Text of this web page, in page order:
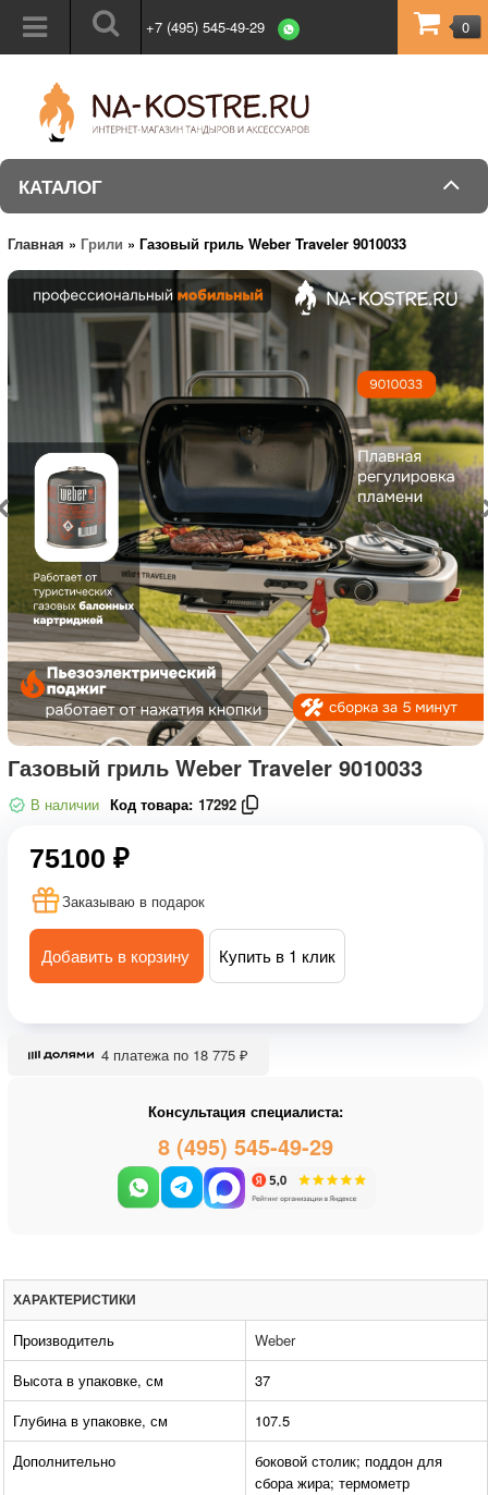
+7 (495) 545-49-29 0
КАТАЛОГ
Главная » Грили » Газовый гриль Weber Traveler 9010033
Газовый гриль Weber Traveler 9010033
В наличии Код товара: 17292
75100 ₽
Заказываю в подарок
Добавить в корзину Купить в 1 клик
4 платежа по 18 775 ₽
Консультация специалиста:
8 (495) 545-49-29
ХАРАКТЕРИСТИКИ
Производитель
Weber
Высота в упаковке, см
37
Глубина в упаковке, см
107.5
Дополнительно
боковой столик; поддон для
сбора жира; термометр